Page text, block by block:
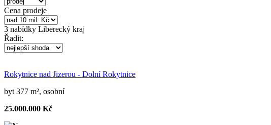
Cena prodeje
3 nabídky Liberecký kraj
Řadit:
Rokytnice nad Jizerou - Dolní Rokytnice
byt 377 m², osobní
25.000.000 Kč